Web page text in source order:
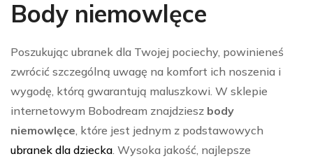
Body niemowlęce
Poszukując ubranek dla Twojej pociechy, powinieneś
zwrócić szczególną uwagę na komfort ich noszenia i
wygodę, którą gwarantują maluszkowi. W sklepie
internetowym Bobodream znajdziesz body
niemowlęce , które jest jednym z podstawowych
ubranek dla dziecka . Wysoka jakość, najlepsze